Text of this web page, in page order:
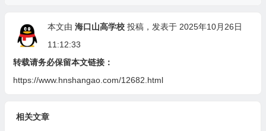
本文由 海口山高学校 投稿，发表于 2025年10月26日
11:12:33
转载请务必保留本文链接：
https://www.hnshangao.com/12682.html
相关文章